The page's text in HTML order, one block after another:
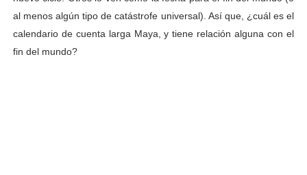
al menos algún tipo de catástrofe universal). Así que, ¿cuál es el
calendario de cuenta larga Maya, y tiene relación alguna con el
fin del mundo?